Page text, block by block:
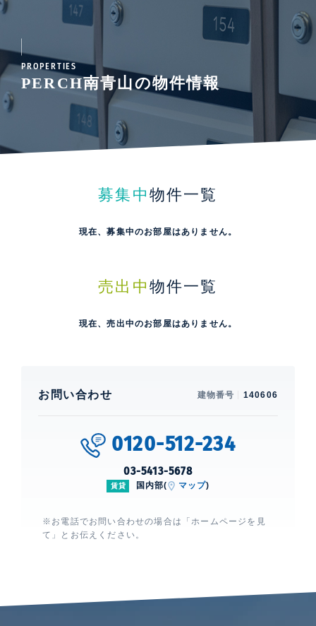
PROPERTIES
PERCH南青山の物件情報
募集中 物件一覧
現在、募集中のお部屋はありません。
売出中 物件一覧
現在、売出中のお部屋はありません。
お問い合わせ 建物番号 140606
0120-512-234
03-5413-5678
賃貸 国内部( マップ)
※お電話でお問い合わせの場合は「ホームページを見
て」とお伝えください。